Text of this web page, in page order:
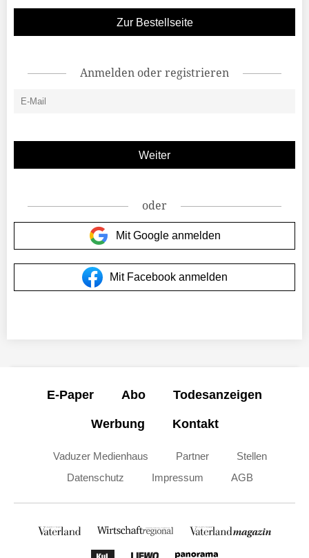
Zur Bestellseite
Anmelden oder registrieren
oder
Mit Google anmelden
Mit Facebook anmelden
E-Paper Abo Todesanzeigen
Werbung Kontakt
Vaduzer Medienhaus Partner
Stellen
Datenschutz
Impressum AGB